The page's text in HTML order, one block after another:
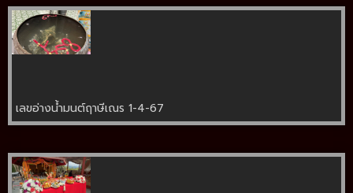
เลขอ่างน้ำมนต์ฤาษีเณร 1-4-67